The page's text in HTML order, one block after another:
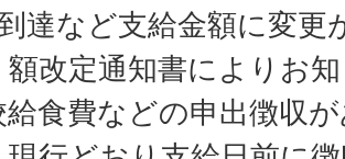
達など支給金額に変
額改定通知書によりお
給食費などの申出徴収